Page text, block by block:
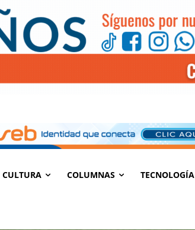
CULTURA COLUMNAS TECNOLOGÍA